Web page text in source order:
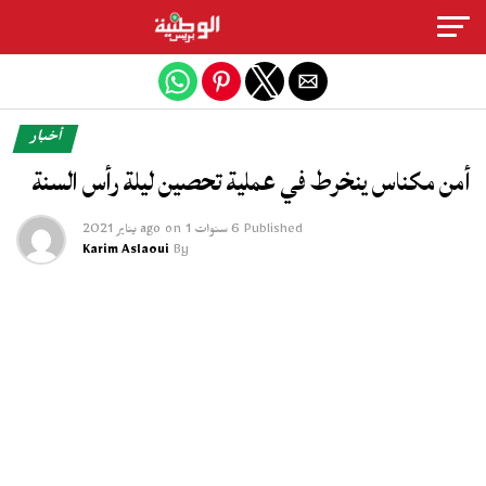
أخبار
أمن مكناس ينخرط في عملية تحصين ليلة رأس السنة
Published 6 سنوات ago on 1 يناير 2021
By
Karim Aslaoui
Exit mobile version